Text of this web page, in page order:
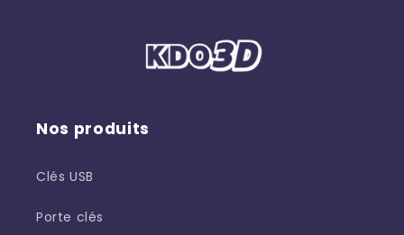
Nos produits
Clés USB
Porte clés